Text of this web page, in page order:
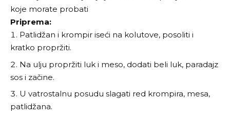
koje morate probati
Priprema:
Patlidžan i krompir iseći na kolutove, posoliti i
kratko propržiti.
Na ulju propržiti luk i meso, dodati beli luk, paradajz
sos i začine.
U vatrostalnu posudu slagati red krompira, mesa,
patlidžana.